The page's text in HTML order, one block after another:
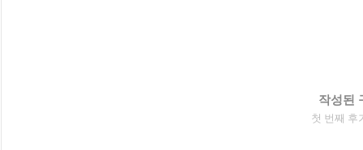
작성된
첫 번째 후